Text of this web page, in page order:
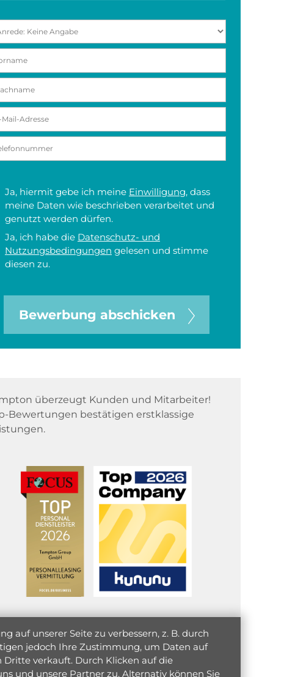
Ja, hiermit gebe ich meine Einwilligung, dass
meine Daten wie beschrieben verarbeitet und
genutzt werden dürfen.
Ja, ich habe die Datenschutz- und
Nutzungsbedingungen gelesen und stimme
diesen zu.
Bewerbung abschicken
überzeugt Kunden und Mitarbeiter!
Bewertungen bestätigen erstklassige
auf unserer Seite zu verbessern, z. B. durch
jedoch Ihre Zustimmung, um Daten auf
verkauft. Durch Klicken auf die
und unsere Partner zu. Alternativ können Sie